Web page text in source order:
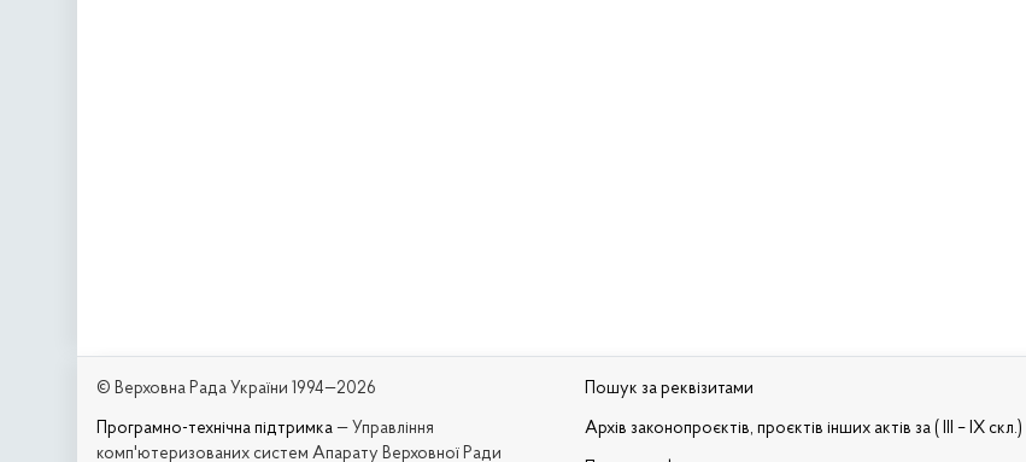
© Верховна Рада України 1994—2026
Програмно-технічна підтримка — Управління
комп'ютеризованих систем Апарату Верховної Ради
Пошук за реквізитами
Архів законопроєктів, проєктів інших актів за ( III – IX скл.)